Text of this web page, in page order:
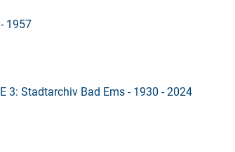
1957
3: Stadtarchiv Bad Ems - 1930 - 2024